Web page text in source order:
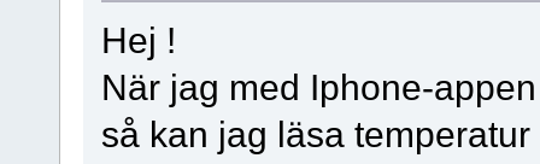
Hej !
När jag med Iphone-
så kan jag läsa